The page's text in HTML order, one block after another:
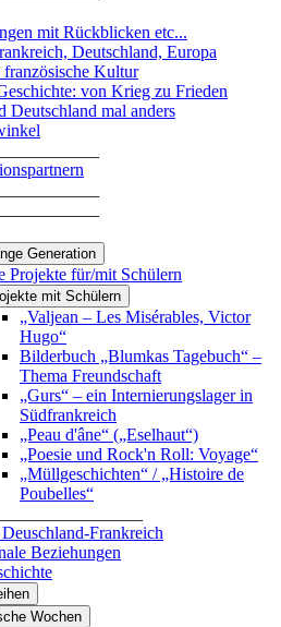
mit Rückblicken etc...
Deutschland, Europa
französische Kultur
von Krieg zu Frieden
Deutschland mal anders
Generation
Projekte für/mit Schülern
mit Schülern
„Valjean – Les Misérables, Victor
Hugo“
Bilderbuch „Blumkas Tagebuch“ –
Thema Freundschaft
„Gurs“ – ein Internierungslager in
Südfrankreich
„Peau d'âne“ („Eselhaut“)
„Poesie und Rock'n Roll: Voyage“
„Müllgeschichten“ / „Histoire de
Poubelles“
Frankreich
Beziehungen
Wochen